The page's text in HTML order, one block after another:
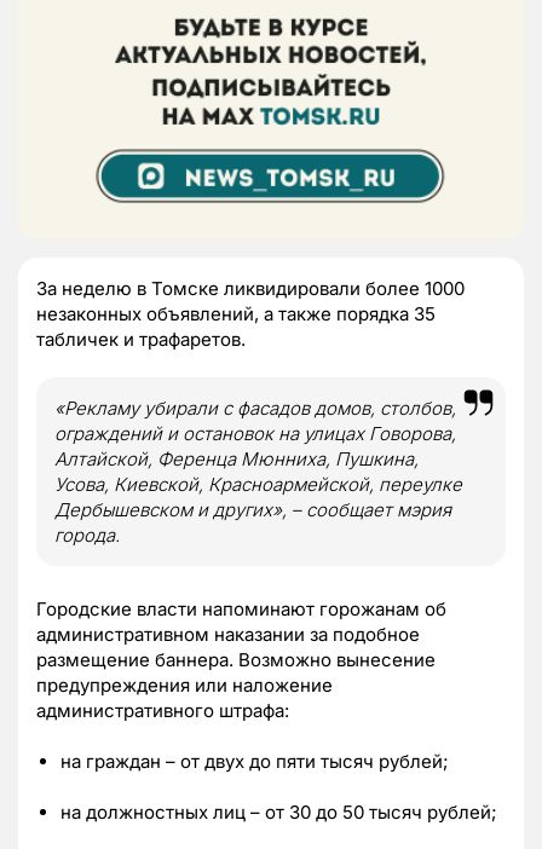
За неделю в Томске ликвидировали более 1000
незаконных объявлений, а также порядка 35
табличек и трафаретов.
«Рекламу убирали с фасадов домов, столбов,
ограждений и остановок на улицах Говорова,
Алтайской, Ференца Мюнниха, Пушкина,
Усова, Киевской, Красноармейской, переулке
Дербышевском и других», – сообщает мэрия
города.
Городские власти напоминают горожанам об
административном наказании за подобное
размещение баннера. Возможно вынесение
предупреждения или наложение
административного штрафа:
на граждан – от двух до пяти тысяч рублей;
на должностных лиц – от 30 до 50 тысяч рублей;